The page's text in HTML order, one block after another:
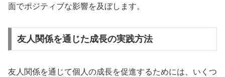
面でポジティブな影響を及ぼします。
友人関係を通じた成長の実践方法
友人関係を通じて個人の成長を促進するためには、いくつ